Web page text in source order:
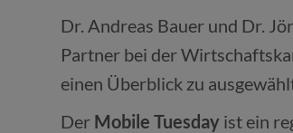
Dr. Andreas Bauer und Dr.
Partner bei der
einen Überblick zu
Der Mobile Tuesday ist ein